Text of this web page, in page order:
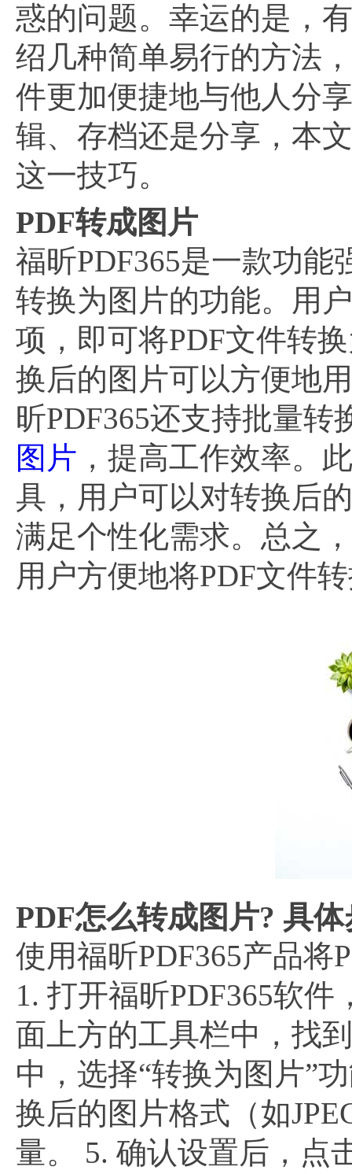
惑的问题。幸运的是，
绍几种简单易行的方法
件更加便捷地与他人分
辑、存档还是分享，本
这一技巧。
PDF转成图片
福昕PDF365是一款功能
转换为图片的功能。用
项，即可将PDF文件转
换后的图片可以方便地
昕PDF365还支持批量转
图片 ，提高工作效率。
具，用户可以对转换后
满足个性化需求。总之
用户方便地将PDF文件
PDF怎么转成图片? 具
使用福昕PDF365产品将
1. 打开福昕PDF365软
面上方的工具栏中，找
中，选择“转换为图片”
换后的图片格式（如
量。 5. 确认设置后，点